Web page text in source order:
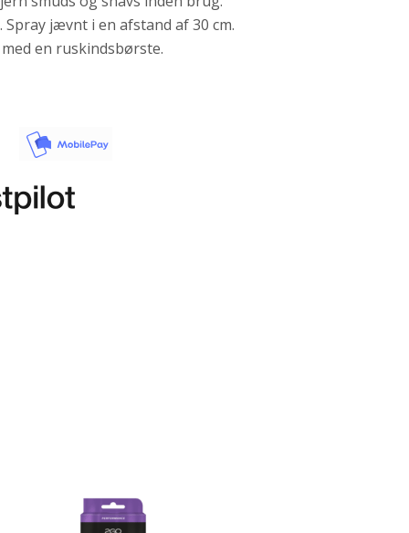
jævnt i en afstand af 30 cm.
en ruskindsbørste.